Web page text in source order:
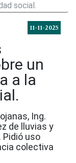
social.
11-11-2025
un
a la
Ing.
de lluvias y
Pidió uso
colectiva